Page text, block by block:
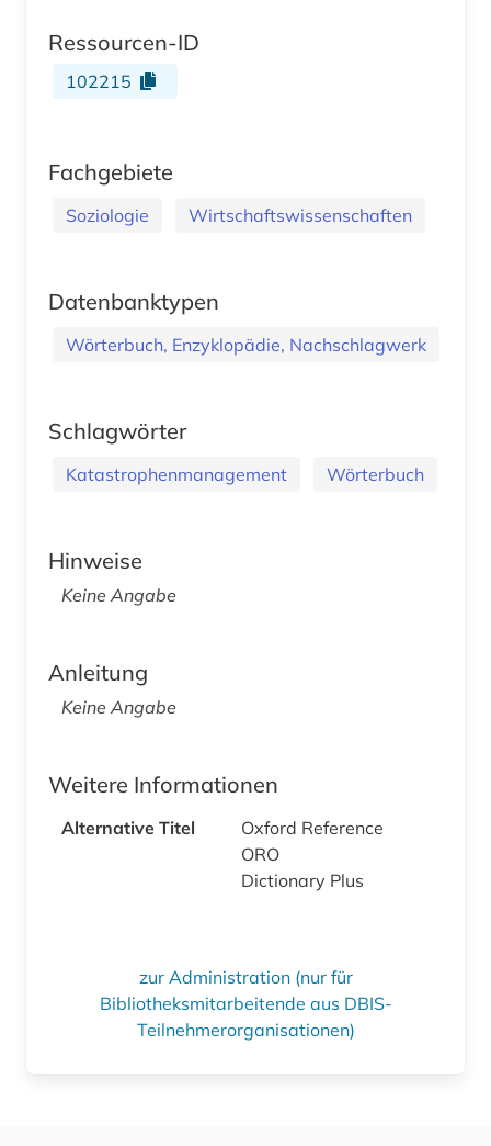
Ressourcen-ID
102215
Fachgebiete
Soziologie Wirtschaftswissenschaften
Datenbanktypen
Wörterbuch, Enzyklopädie, Nachschlagwerk
Schlagwörter
Katastrophenmanagement Wörterbuch
Hinweise
Keine Angabe
Anleitung
Keine Angabe
Weitere Informationen
Alternative Titel
Oxford Reference
ORO
Dictionary Plus
zur Administration (nur für
Bibliotheksmitarbeitende aus DBIS-
Teilnehmerorganisationen)